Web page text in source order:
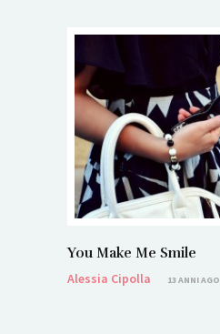
You Make Me Smile
Alessia Cipolla
13 ANNI AGO